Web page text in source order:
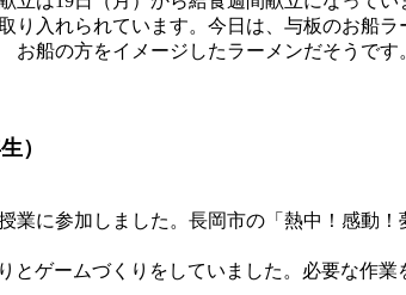
り入れられています。今日は、与板のお船
船の方をイメージしたラーメンだそうです
）
に参加しました。長岡市の「熱中！感動
とゲームづくりをしていました。必要な作